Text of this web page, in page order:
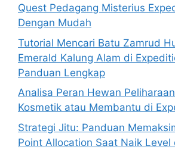
Quest Pedagang Misterius
Dengan Mudah
Tutorial Mencari Batu Zamrud
Emerald Kalung Alam di
Panduan Lengkap
Analisa Peran Hewan
Kosmetik atau Membantu di
Strategi Jitu: Panduan
Point Allocation Saat Naik Level